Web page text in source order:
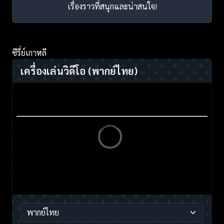
เรื่องราวที่สนุกและน่าสนใจ!
ซีรี่ย์เกาหลี
เครื่องเล่นวิดีโอ (พากย์ไทย)